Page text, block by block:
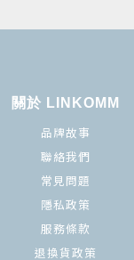
關於 LINKOMM
品牌故事
聯絡我們
常見問題
隱私政策
服務條款
退換貨政策